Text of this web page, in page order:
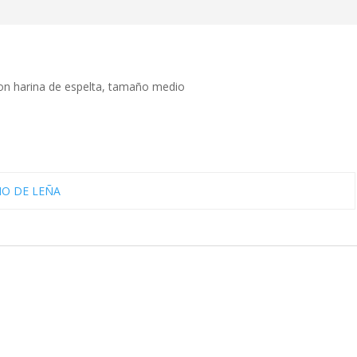
harina de espelta, tamaño medio
DE LEÑA